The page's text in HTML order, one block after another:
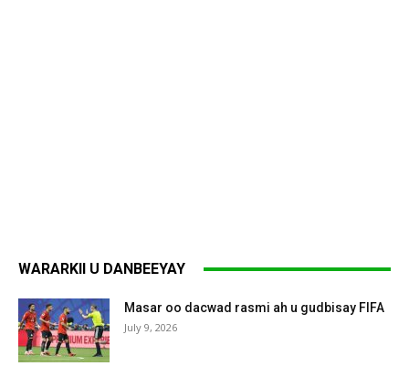
WARARKII U DANBEEYAY
Masar oo dacwad rasmi ah u gudbisay FIFA
July 9, 2026